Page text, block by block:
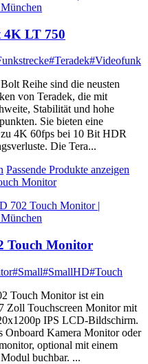
4K LT 750
#Teradek#Videofunk
Reihe sind die neusten
von Teradek, die mit
Stabilität und hohe
Sie bieten eine
4K 60fps bei 10 Bit HDR
Die Tera...
Passende Produkte anzeigen
Monitor
Touch Monitor
#Small#SmallHD#Touch
Touch Monitor ist ein
Zoll Touchscreen Monitor mit
IPS LCD-Bildschirm.
Onboard Kamera Monitor oder
optional mit einem
buchbar. ...